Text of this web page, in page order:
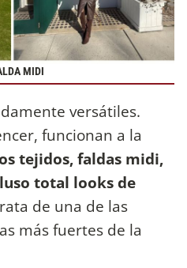
MIDI
versátiles.
funcionan a la
tejidos, faldas midi,
total looks de
de una de las
más fuertes de la